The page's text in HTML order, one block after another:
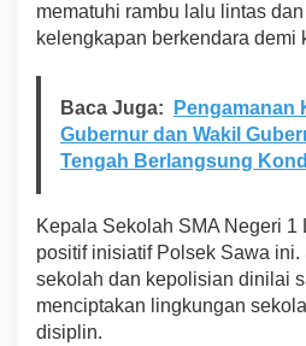
mematuhi rambu lalu lintas
kelengkapan berkendara demi
Baca Juga:
Pengamanan
Gubernur dan Wakil
Tengah Berlangsung
Kepala Sekolah SMA Negeri 1
positif inisiatif Polsek Sawa
sekolah dan kepolisian dinilai
menciptakan lingkungan
disiplin.